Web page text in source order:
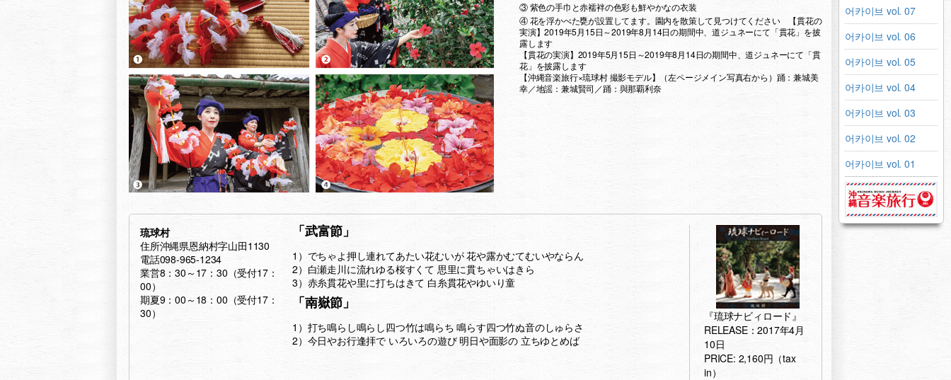
어카이브 vol. 07
어카이브 vol. 06
어카이브 vol. 05
어카이브 vol. 04
어카이브 vol. 03
어카이브 vol. 02
어카이브 vol. 01
③ 紫色の手巾と赤襦袢の色彩も鮮やかなの衣装
④ 花を浮かべた甕が設置してます。園内を散策して見つけてください 【貫花の
実演】2019年5月15日～2019年8月14日の期間中、道ジュネーにて「貫花」を披
露します
【貫花の実演】2019年5月15日～2019年8月14日の期間中、道ジュネーにて「貫
花」を披露します
【沖縄音楽旅行×琉球村 撮影モデル】（左ページメイン写真右から）踊：兼城美
幸／地謡：兼城賢司／踊：與那覇利奈
琉球村
住所沖縄県恩納村字山田1130
電話098-965-1234
業営8：30～17：30（受付17：
00）
期夏9：00～18：00（受付17：
30）
『琉球ナビィロード』
RELEASE：2017年4月
10日
PRICE: 2,160円（tax
in）
「武富節」
1）でちゃよ押し連れてあたい花むいが 花や露かむてむいやならん
2）白瀬走川に流れゆる桜すくて 思里に貫ちゃいはきら
3）赤糸貫花や里に打ちはきて 白糸貫花やゆいり童
「南嶽節」
1）打ち鳴らし鳴らし四つ竹は鳴らち 鳴らす四つ竹ぬ音のしゅらさ
2）今日やお行逢拝で いろいろの遊び 明日や面影の 立ちゆとめば